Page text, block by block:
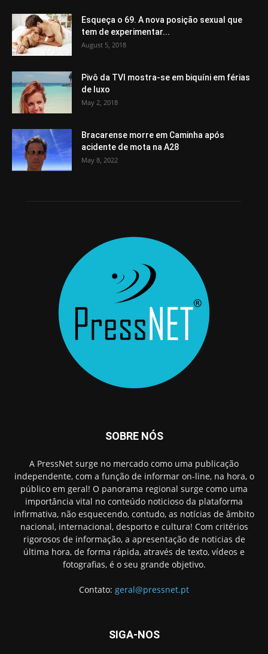
Esqueça o 69. A nova posição sexual que
tem de experimentar...
August 5, 2018
Pivô da TVI mostra-se em biquíni em férias
de luxo
May 2, 2018
Bracarense morre em Caminha após
acidente de mota na A28
May 8, 2022
SOBRE NÓS
A PressNet surge no mercado como uma publicação
independente, com a função de informar on-line, na hora, o
público em geral! O panorama regional surge como uma
importância vital no conteúdo noticioso da plataforma
infirmativa, não esquecendo, contudo, as notícias de âmbito
nacional, internacional, desporto e cultura! Com critérios
rigorosos de informação, a apresentação de noticias de
última hora, de forma rápida, através de texto, vídeos e
fotografias, é o seu grande objetivo.
Contato: geral@pressnet.pt
SIGA-NOS